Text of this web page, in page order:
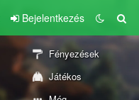
Bejelentkezés
Fényezések
Játékos